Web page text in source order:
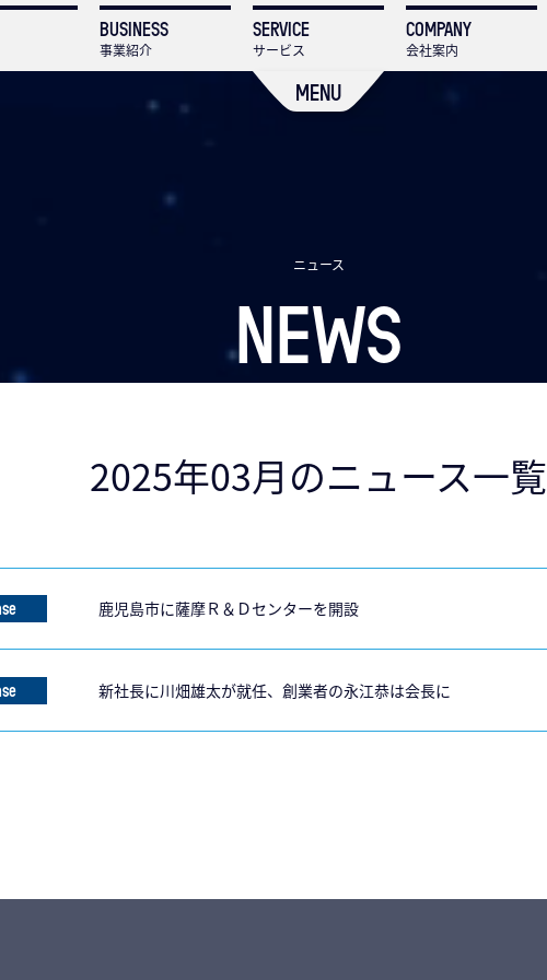
BUSINESS
事業紹介
SERVICE
サービス
COMPANY
会社案内
MENU
ニュース
NEWS
2025年03月のニュース一覧
鹿児島市に薩摩Ｒ＆Ｄセンターを開設
新社長に川畑雄太が就任、創業者の永江恭は会長に